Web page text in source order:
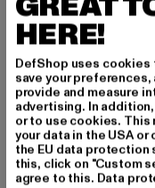
Kat.: T-Shirts
Farbe: weiß
Hersteller Farbe:
Art.Nr: 6030152-
Hersteller: Urban
HERE!
DefShop uses cookies
save your
provide and measure
advertising. In
or to use cookies.
your data in the USA
the EU data protection
this, click on "Custom
agree to this. Data